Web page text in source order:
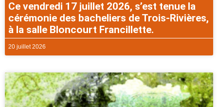
Ce vendredi 17 juillet 2026, s’est tenue la
cérémonie des bacheliers de Trois-Rivières,
à la salle Bloncourt Francillette.
20 juillet 2026